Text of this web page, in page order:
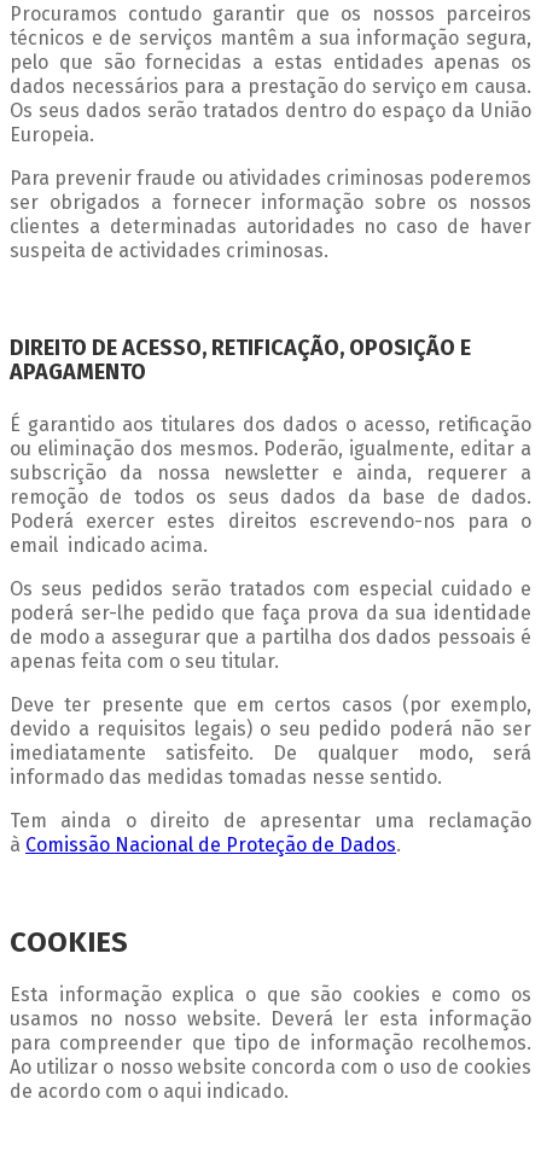
Procuramos contudo garantir que os nossos parceiros
técnicos e de serviços mantêm a sua informação segura,
pelo que são fornecidas a estas entidades apenas os
dados necessários para a prestação do serviço em causa.
Os seus dados serão tratados dentro do espaço da União
Europeia.
Para prevenir fraude ou atividades criminosas poderemos
ser obrigados a fornecer informação sobre os nossos
clientes a determinadas autoridades no caso de haver
suspeita de actividades criminosas.
DIREITO DE ACESSO, RETIFICAÇÃO, OPOSIÇÃO E
APAGAMENTO
É garantido aos titulares dos dados o acesso, retificação
ou eliminação dos mesmos. Poderão, igualmente, editar a
subscrição da nossa newsletter e ainda, requerer a
remoção de todos os seus dados da base de dados.
Poderá exercer estes direitos escrevendo-nos para o
email indicado acima.
Os seus pedidos serão tratados com especial cuidado e
poderá ser-lhe pedido que faça prova da sua identidade
de modo a assegurar que a partilha dos dados pessoais é
apenas feita com o seu titular.
Deve ter presente que em certos casos (por exemplo,
devido a requisitos legais) o seu pedido poderá não ser
imediatamente satisfeito. De qualquer modo, será
informado das medidas tomadas nesse sentido.
Tem ainda o direito de apresentar uma reclamação
à Comissão Nacional de Proteção de Dados.
COOKIES
Esta informação explica o que são cookies e como os
usamos no nosso website. Deverá ler esta informação
para compreender que tipo de informação recolhemos.
Ao utilizar o nosso website concorda com o uso de cookies
de acordo com o aqui indicado.